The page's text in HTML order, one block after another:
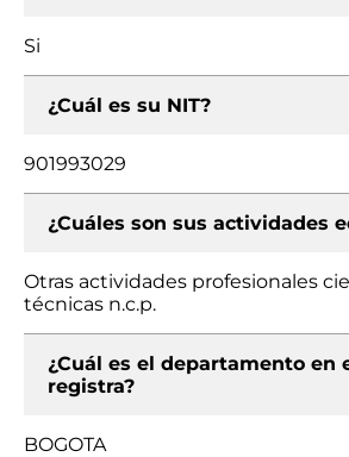
Si
¿Cuál es su NIT?
901993029
¿Cuáles son sus actividades
Otras actividades profesionales
técnicas n.c.p.
¿Cuál es el departamento en
registra?
BOGOTA